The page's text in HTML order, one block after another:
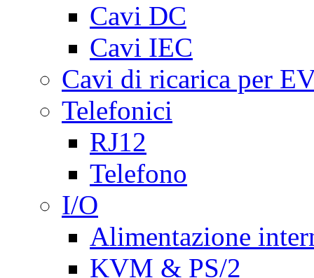
Cavi DC
Cavi IEC
Cavi di ricarica per
Telefonici
RJ12
Telefono
I/O
Alimentazione
KVM & PS/2